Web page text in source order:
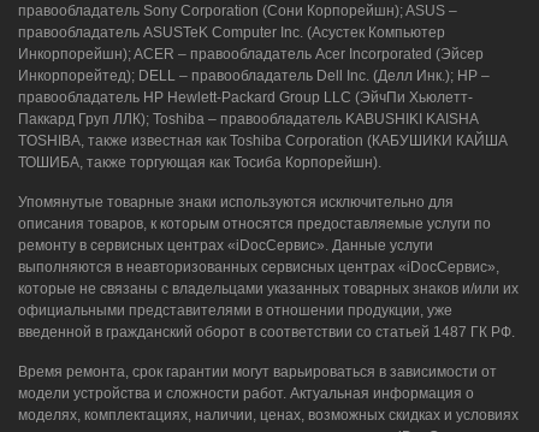
правообладатель Sony Corporation (Сони Корпорейшн); ASUS –
правообладатель ASUSTeK Computer Inc. (Асустек Компьютер
Инкорпорейшн); ACER – правообладатель Acer Incorporated (Эйсер
Инкорпорейтед); DELL – правообладатель Dell Inc. (Делл Инк.); HP –
правообладатель HP Hewlett-Packard Group LLC (ЭйчПи Хьюлетт-
Паккард Груп ЛЛК); Toshiba – правообладатель KABUSHIKI KAISHA
TOSHIBA, также известная как Toshiba Corporation (КАБУШИКИ КАЙША
ТОШИБА, также торгующая как Тосиба Корпорейшн).
Упомянутые товарные знаки используются исключительно для
описания товаров, к которым относятся предоставляемые услуги по
ремонту в сервисных центрах «iDocСервис». Данные услуги
выполняются в неавторизованных сервисных центрах «iDocСервис»,
которые не связаны с владельцами указанных товарных знаков и/или их
официальными представителями в отношении продукции, уже
введенной в гражданский оборот в соответствии со статьей 1487 ГК РФ.
Время ремонта, срок гарантии могут варьироваться в зависимости от
модели устройства и сложности работ. Актуальная информация о
моделях, комплектациях, наличии, ценах, возможных скидках и условиях